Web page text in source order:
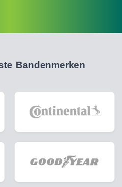
Bandenmerken